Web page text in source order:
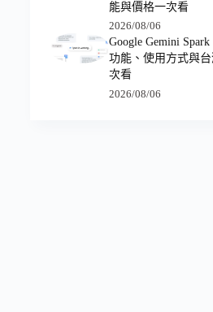
能與價格一次看
2026/08/06
Google Gemini
功能、使用方式與
次看
2026/08/06